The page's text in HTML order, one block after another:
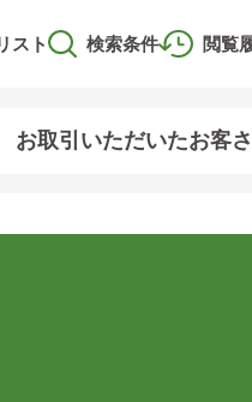
閲覧
スト 検索条件
お取引いただいたお客